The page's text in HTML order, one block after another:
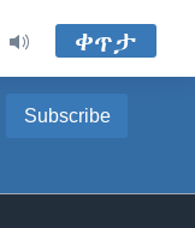
ቀጥታ
Subscribe